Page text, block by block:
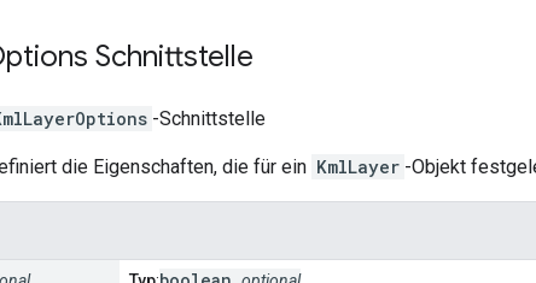
Schnittstelle
-Schnittstelle
die Eigenschaften, die für ein KmlLayer -Objekt